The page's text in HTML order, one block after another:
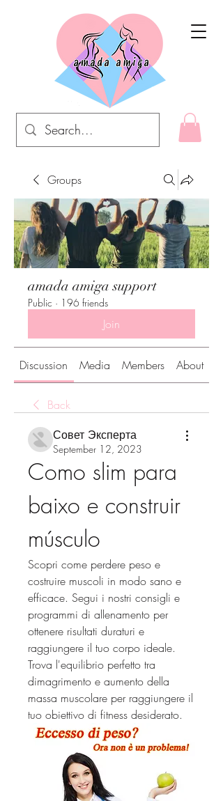
Groups
amada amiga support
Public · 196 friends
Join
Discussion Media Members About
Back
Совет Эксперта
September 12, 2023
Como slim para
baixo e construir
músculo
Scopri come perdere peso e
costruire muscoli in modo sano e
efficace. Segui i nostri consigli e
programmi di allenamento per
ottenere risultati duraturi e
raggiungere il tuo corpo ideale.
Trova l'equilibrio perfetto tra
dimagrimento e aumento della
massa muscolare per raggiungere il
tuo obiettivo di fitness desiderato.